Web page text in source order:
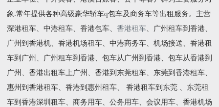
象.常年提供各种高级豪华轿车q包车及商务车等出租服务。主营
深港租车、中港租车、香港包车、 香港租车、广州租车到香港、
广州到香港机、香港机场租车、中港商务车、机场接送、香港租
车到广州、广州租车到香港、包车从广州到香港、包车从香港到
广州、香港出租车上广州、香港到东莞租车、东莞到香港租车、
惠州到香港租车、香港到惠州租车、 香港租车到东莞 、东莞租
车到香港深圳租车、商务用车、公务用车、会议用车、香港机场